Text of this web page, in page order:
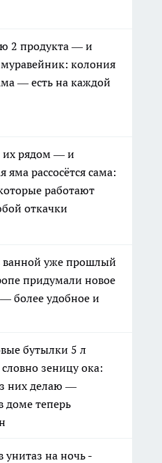
2 продукта — и
колония
— есть на каждой
их рядом — и
яма рассосётся сама:
работают
откачки
ванной уже прошлый
придумали новое
более удобное и
бутылки 5 л
зеницу ока:
них делаю —
доме теперь
унитаз на ночь -